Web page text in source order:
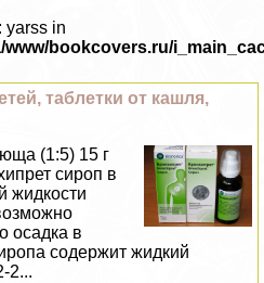
yarss in
www/bookcovers.ru/
таблетки от кашля,
(1:5) 15 г
сироп в
жидкости
осадка в
содержит жидкий
2...